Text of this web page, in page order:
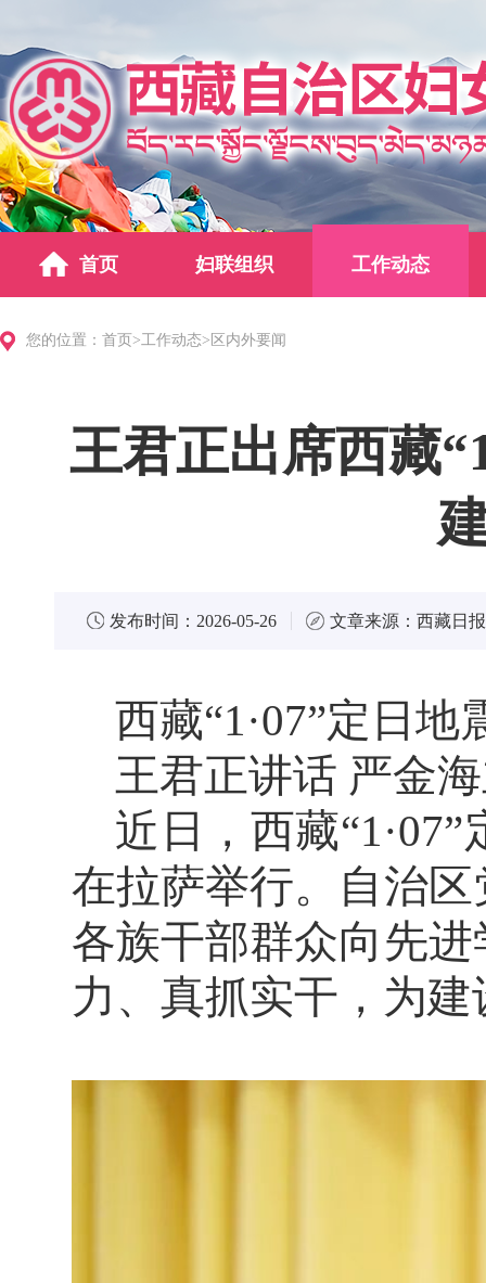
首页 妇联组织 工作动态
您的位置： 首页 >工作动态> 区内外要闻
王君正出席西藏
发布时间： 2026-05-26 文章来源： 西藏日报
西藏“1·07”定日
王君正讲话 严金
近日，西藏
在拉萨举行。自治
各族干部群众向先
力、真抓实干，为